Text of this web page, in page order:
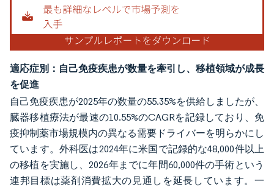
適応症別：自己免疫疾患が数量を牽引し、移植領域が成長
を促進
自己免疫疾患が2025年の数量の55.35%を供給しましたが、
臓器移植療法が最速の10.55%のCAGRを記録しており、免
疫抑制薬市場規模内の異なる需要ドライバーを明らかにし
ています。外科医は2024年に米国で記録的な48,000件以上
の移植を実施し、2026年までに年間60,000件の手術という
連邦目標は薬剤消費拡大の見通しを延長しています。一